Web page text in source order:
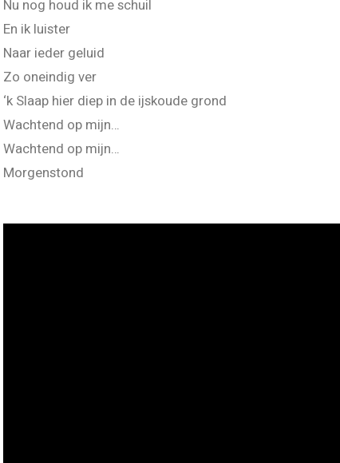
Nu nog houd ik me schuil
En ik luister
Naar ieder geluid
Zo oneindig ver
‘k Slaap hier diep in de ijskoude grond
Wachtend op mijn…
Wachtend op mijn…
Morgenstond